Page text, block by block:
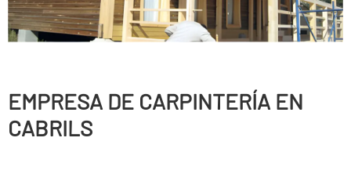
EMPRESA DE CARPINTERÍ­A EN
CABRILS